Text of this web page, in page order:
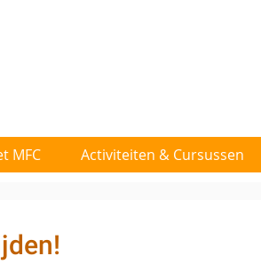
MFC Activiteiten & Cursussen